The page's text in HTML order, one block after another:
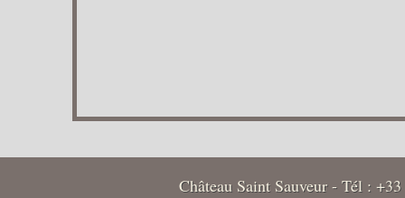
Château Saint Sauveur - Tél :